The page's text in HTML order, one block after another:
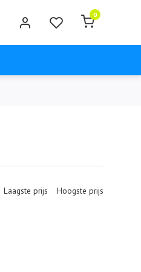
0
Laagste prijs Hoogste prijs